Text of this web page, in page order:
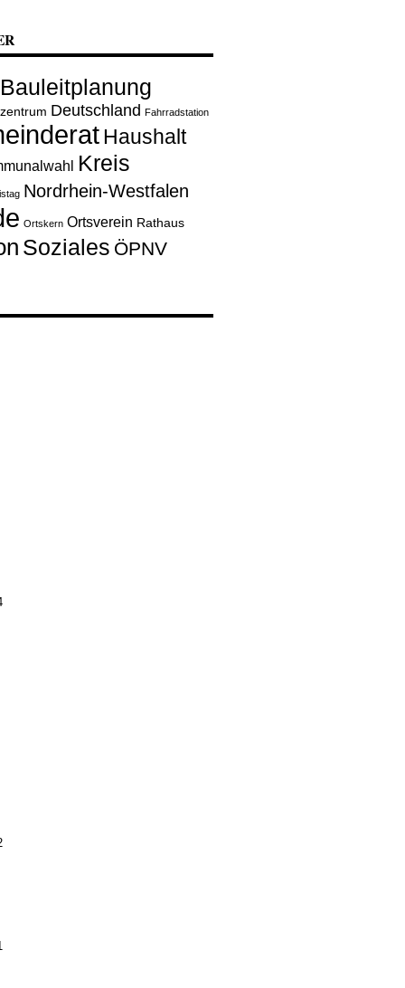
Bauleitplanung
Deutschland Fahrradstation
Haushalt
Kreis
Nordrhein-Westfalen
Ortskern Ortsverein Rathaus
Soziales ÖPNV